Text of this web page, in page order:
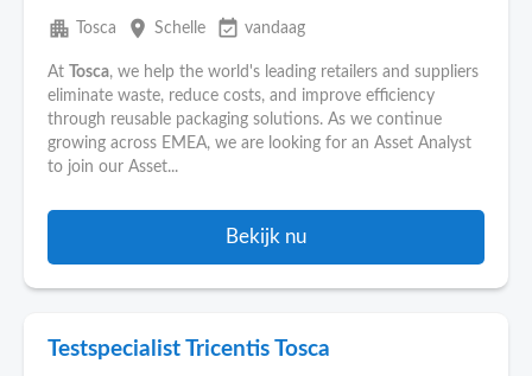
apartment Tosca place Schelle event_available vandaag
At Tosca, we help the world's leading retailers and suppliers
eliminate waste, reduce costs, and improve efficiency
through reusable packaging solutions. As we continue
growing across EMEA, we are looking for an Asset Analyst
to join our Asset...
Bekijk nu
Testspecialist Tricentis Tosca